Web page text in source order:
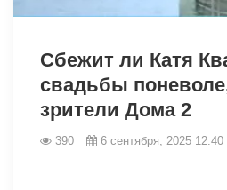
Сбежит ли Катя
свадьбы
зрители Дома 2
390 6 сентября, 2025 12:40